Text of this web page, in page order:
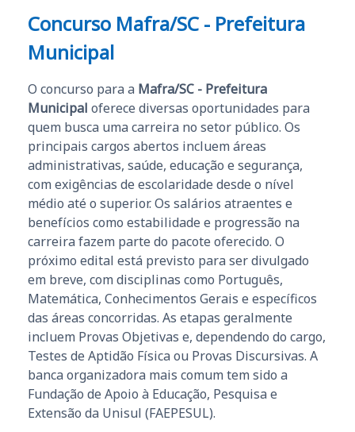
Concurso Mafra/SC - Prefeitura
Municipal
O concurso para a Mafra/SC - Prefeitura
Municipal oferece diversas oportunidades para
quem busca uma carreira no setor público. Os
principais cargos abertos incluem áreas
administrativas, saúde, educação e segurança,
com exigências de escolaridade desde o nível
médio até o superior. Os salários atraentes e
benefícios como estabilidade e progressão na
carreira fazem parte do pacote oferecido. O
próximo edital está previsto para ser divulgado
em breve, com disciplinas como Português,
Matemática, Conhecimentos Gerais e específicos
das áreas concorridas. As etapas geralmente
incluem Provas Objetivas e, dependendo do cargo,
Testes de Aptidão Física ou Provas Discursivas. A
banca organizadora mais comum tem sido a
Fundação de Apoio à Educação, Pesquisa e
Extensão da Unisul (FAEPESUL).